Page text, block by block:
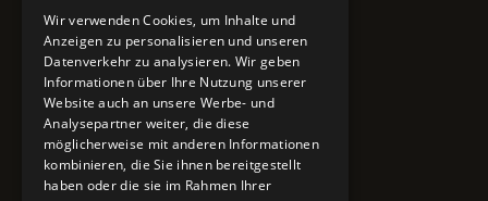
Lavesstraße 82
30159 Hannover
Email
info@mobile-4you.de
Telefon
Wir verwenden Cookies, um Inhalte und
Anzeigen zu personalisieren und unseren
Datenverkehr zu analysieren. Wir geben
Informationen über Ihre Nutzung unserer
Website auch an unsere Werbe- und
Analysepartner weiter, die diese
möglicherweise mit anderen Informationen
kombinieren, die Sie ihnen bereitgestellt
haben oder die sie im Rahmen Ihrer